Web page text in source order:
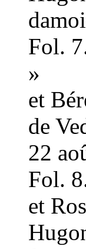
Fol.
»
et
de
22
Fol.
et